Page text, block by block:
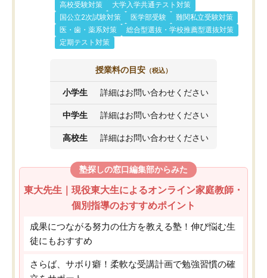
高校受験対策
大学入学共通テスト対策
国公立2次試験対策
医学部受験
難関私立受験対策
医・歯・薬系対策
総合型選抜・学校推薦型選抜対策
定期テスト対策
授業料の目安 （税込）
小学生 詳細はお問い合わせください
中学生 詳細はお問い合わせください
高校生 詳細はお問い合わせください
塾探しの窓口編集部からみた
東大先生｜現役東大生によるオンライン家庭教師・
個別指導のおすすめポイント
成果につながる努力の仕方を教える塾！伸び悩む生
徒にもおすすめ
さらば、サボり癖！柔軟な受講計画で勉強習慣の確